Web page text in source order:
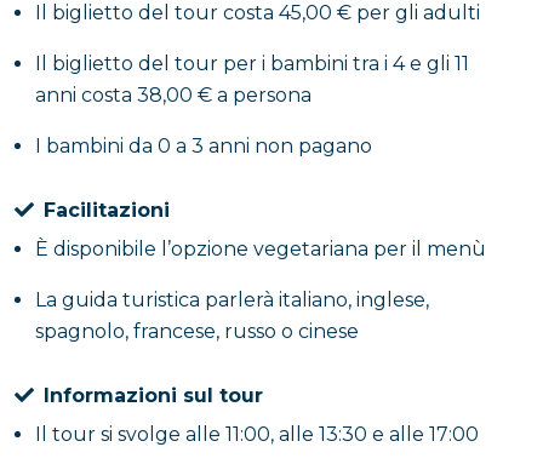
Il biglietto del tour costa 45,00 € per gli adulti
Il biglietto del tour per i bambini tra i 4 e gli 11
anni costa 38,00 € a persona
I bambini da 0 a 3 anni non pagano
Facilitazioni
È disponibile l’opzione vegetariana per il menù
La guida turistica parlerà italiano, inglese,
spagnolo, francese, russo o cinese
Informazioni sul tour
Il tour si svolge alle 11:00, alle 13:30 e alle 17:00